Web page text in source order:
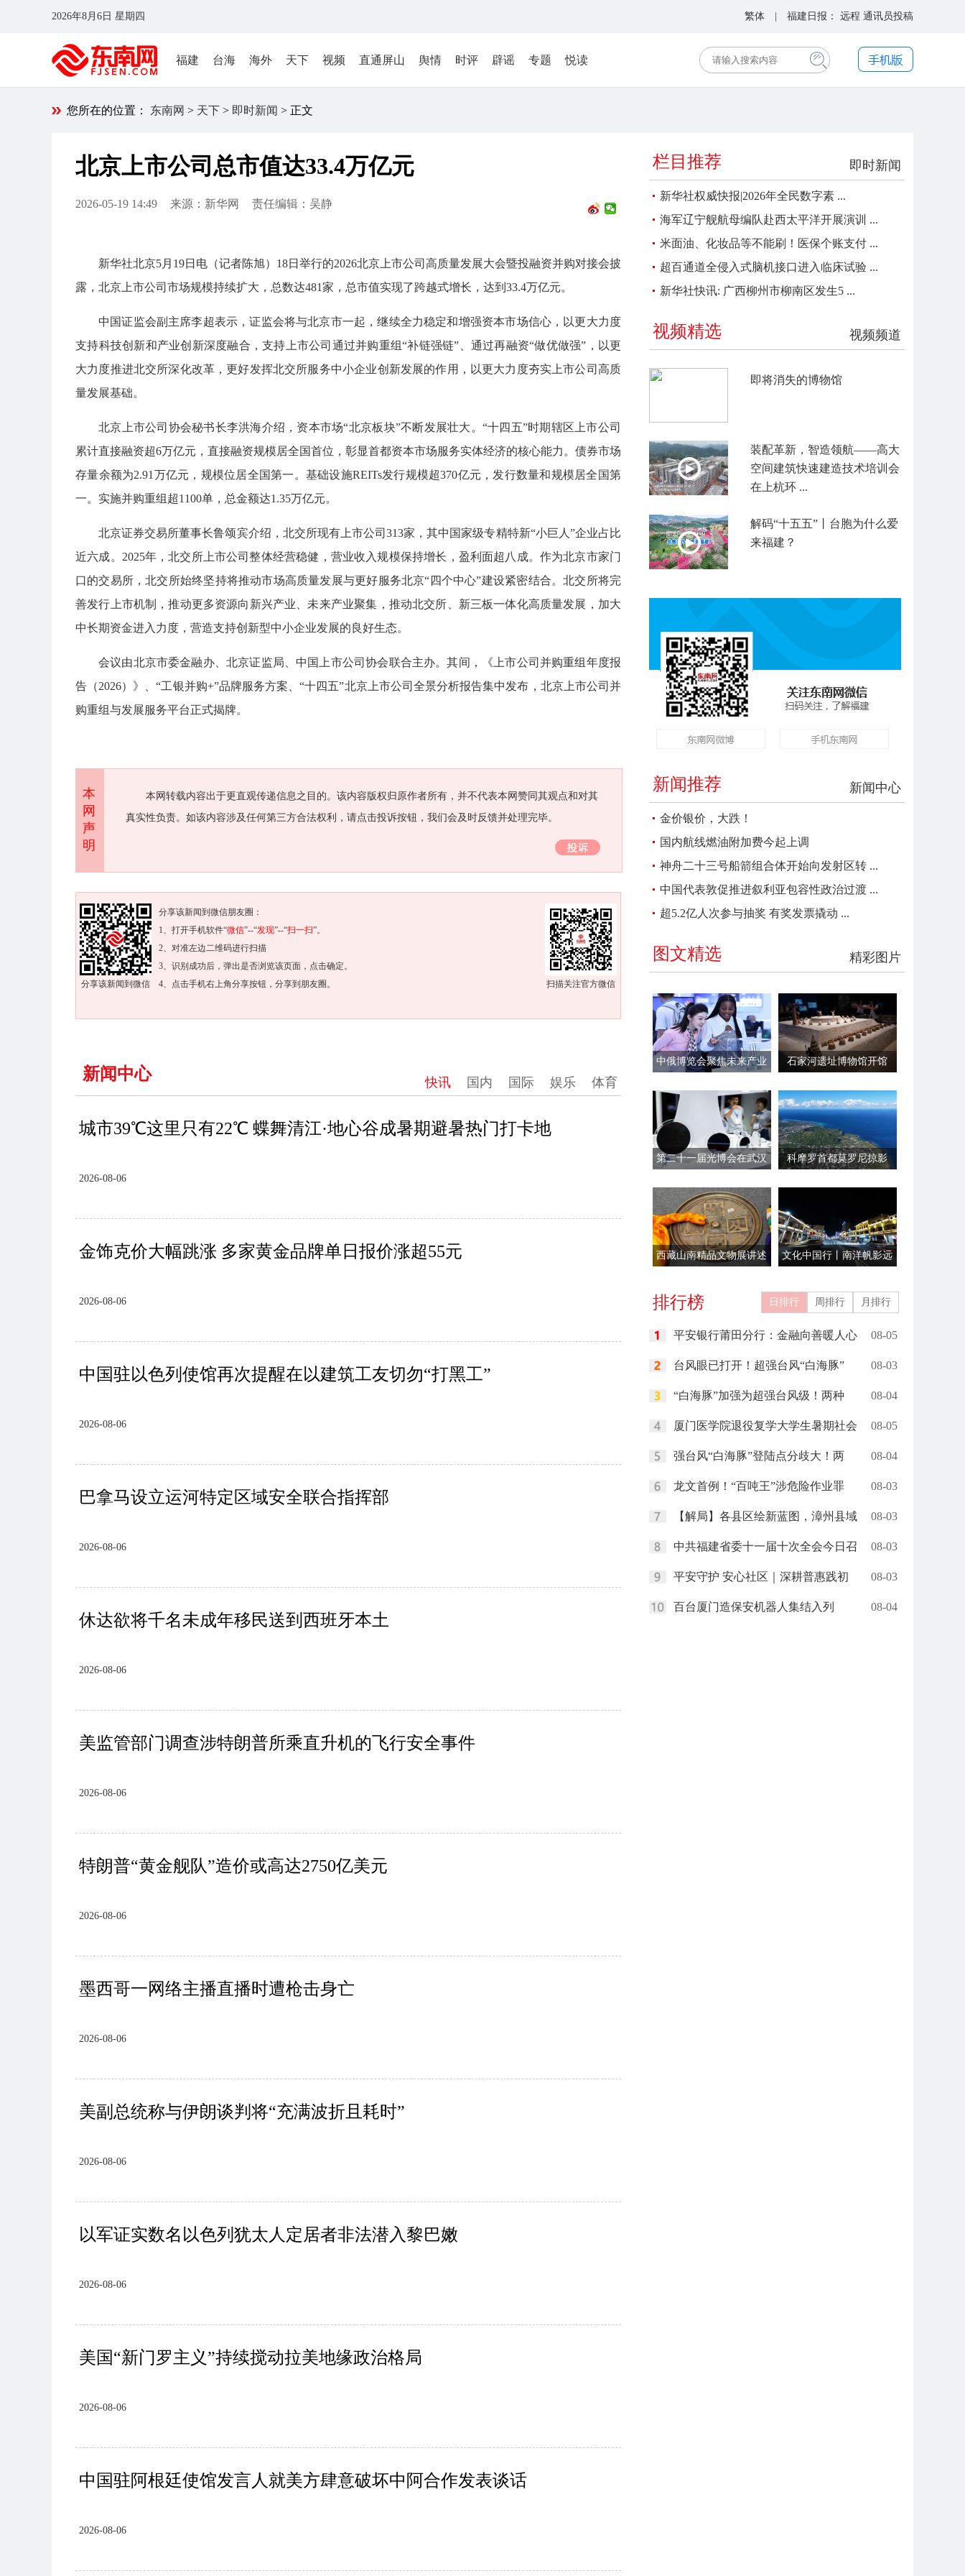
2026年8月6日 星期四 繁体 | 福建日报： 远程 通讯员投稿
福建 台海 海外 天下 视频 直通屏山 舆情 时评 辟谣 专题 悦读
您所在的位置： 东南网 > 天下 > 即时新闻 > 正文
北京上市公司总市值达33.4万亿元
2026-05-19 14:49 来源：新华网 责任编辑：吴静
新华社北京5月19日电（记者陈旭）18日举行的2026北京上市公司高质量发展大会暨投融资并购对接会披
露，北京上市公司市场规模持续扩大，总数达481家，总市值实现了跨越式增长，达到33.4万亿元。
中国证监会副主席李超表示，证监会将与北京市一起，继续全力稳定和增强资本市场信心，以更大力度
支持科技创新和产业创新深度融合，支持上市公司通过并购重组“补链强链”、通过再融资“做优做强”，以更
大力度推进北交所深化改革，更好发挥北交所服务中小企业创新发展的作用，以更大力度夯实上市公司高质
量发展基础。
北京上市公司协会秘书长李洪海介绍，资本市场“北京板块”不断发展壮大。“十四五”时期辖区上市公司
累计直接融资超6万亿元，直接融资规模居全国首位，彰显首都资本市场服务实体经济的核心能力。债券市场
存量余额为2.91万亿元，规模位居全国第一。基础设施REITs发行规模超370亿元，发行数量和规模居全国第
一。实施并购重组超1100单，总金额达1.35万亿元。
北京证券交易所董事长鲁颂宾介绍，北交所现有上市公司313家，其中国家级专精特新“小巨人”企业占比
近六成。2025年，北交所上市公司整体经营稳健，营业收入规模保持增长，盈利面超八成。作为北京市家门
口的交易所，北交所始终坚持将推动市场高质量发展与更好服务北京“四个中心”建设紧密结合。北交所将完
善发行上市机制，推动更多资源向新兴产业、未来产业聚集，推动北交所、新三板一体化高质量发展，加大
中长期资金进入力度，营造支持创新型中小企业发展的良好生态。
会议由北京市委金融办、北京证监局、中国上市公司协会联合主办。其间，《上市公司并购重组年度报
告（2026）》、“工银并购+”品牌服务方案、“十四五”北京上市公司全景分析报告集中发布，北京上市公司并
购重组与发展服务平台正式揭牌。
本
网
声
明
本网转载内容出于更直观传递信息之目的。该内容版权归原作者所有，并不代表本网赞同其观点和对其
真实性负责。如该内容涉及任何第三方合法权利，请点击投诉按钮，我们会及时反馈并处理完毕。
扫描关注官方微信
分享该新闻到微信
分享该新闻到微信朋友圈：
1、打开手机软件“微信”--“发现”--“扫一扫”。
2、对准左边二维码进行扫描
3、识别成功后，弹出是否浏览该页面，点击确定。
4、点击手机右上角分享按钮，分享到朋友圈。
新闻中心 快讯 国内 国际 娱乐 体育
城市39℃这里只有22℃ 蝶舞清江·地心谷成暑期避暑热门打卡地
2026-08-06
金饰克价大幅跳涨 多家黄金品牌单日报价涨超55元
2026-08-06
中国驻以色列使馆再次提醒在以建筑工友切勿“打黑工”
2026-08-06
巴拿马设立运河特定区域安全联合指挥部
2026-08-06
休达欲将千名未成年移民送到西班牙本土
2026-08-06
美监管部门调查涉特朗普所乘直升机的飞行安全事件
2026-08-06
特朗普“黄金舰队”造价或高达2750亿美元
2026-08-06
墨西哥一网络主播直播时遭枪击身亡
2026-08-06
美副总统称与伊朗谈判将“充满波折且耗时”
2026-08-06
以军证实数名以色列犹太人定居者非法潜入黎巴嫩
2026-08-06
美国“新门罗主义”持续搅动拉美地缘政治格局
2026-08-06
中国驻阿根廷使馆发言人就美方肆意破坏中阿合作发表谈话
2026-08-06
即时新闻
栏目推荐
新华社权威快报|2026年全民数字素 ...
海军辽宁舰航母编队赴西太平洋开展演训 ...
米面油、化妆品等不能刷！医保个账支付 ...
超百通道全侵入式脑机接口进入临床试验 ...
新华社快讯: 广西柳州市柳南区发生5 ...
视频频道
视频精选
即将消失的博物馆
装配革新，智造领航——高大
空间建筑快速建造技术培训会
在上杭环 ...
解码“十五五”丨台胞为什么爱
来福建？
新闻中心
新闻推荐
金价银价，大跌！
国内航线燃油附加费今起上调
神舟二十三号船箭组合体开始向发射区转 ...
中国代表敦促推进叙利亚包容性政治过渡 ...
超5.2亿人次参与抽奖 有奖发票撬动 ...
精彩图片
图文精选
中俄博览会聚焦未来产业 石家河遗址博物馆开馆
第二十一届光博会在武汉
科摩罗首都莫罗尼掠影
西藏山南精品文物展讲述
文化中国行丨南洋帆影远
排行榜 日排行 周排行 月排行
平安银行莆田分行：金融向善暖人心 08-05
台风眼已打开！超强台风“白海豚” 08-03
“白海豚”加强为超强台风级！两种 08-04
厦门医学院退役复学大学生暑期社会 08-05
强台风“白海豚”登陆点分歧大！两 08-04
龙文首例！“百吨王”涉危险作业罪 08-03
【解局】各县区绘新蓝图，漳州县域 08-03
中共福建省委十一届十次全会今日召 08-03
平安守护 安心社区｜深耕普惠践初 08-03
百台厦门造保安机器人集结入列 08-04